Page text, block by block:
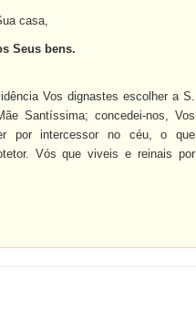
casa,
Seus bens.
Vos dignastes escolher a S.
Santíssima; concedei-nos, Vos
por intercessor no céu, o que
Vós que viveis e reinais por